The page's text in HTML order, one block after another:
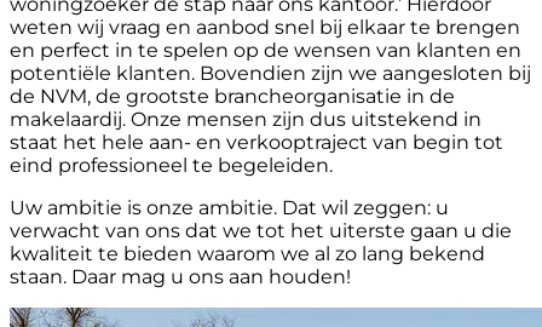
weten wij vraag en aanbod snel bij elkaar te brengen
en perfect in te spelen op de wensen van klanten en
potentiële klanten. Bovendien zijn we aangesloten bij
de NVM, de grootste brancheorganisatie in de
makelaardij. Onze mensen zijn dus uitstekend in
staat het hele aan- en verkooptraject van begin tot
eind professioneel te begeleiden.
Uw ambitie is onze ambitie. Dat wil zeggen: u
verwacht van ons dat we tot het uiterste gaan u die
kwaliteit te bieden waarom we al zo lang bekend
staan. Daar mag u ons aan houden!